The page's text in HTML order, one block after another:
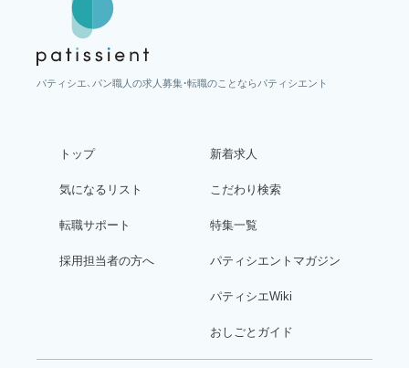
パティシエ、パン職人の求人募集・転職のことならパティシエント
トップ
気になるリスト
転職サポート
採用担当者の方へ
新着求人
こだわり検索
特集一覧
パティシエントマガジン
パティシエWiki
おしごとガイド